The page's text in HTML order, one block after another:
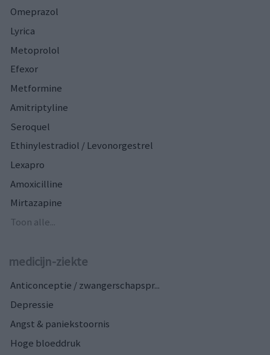
Omeprazol
Lyrica
Metoprolol
Efexor
Metformine
Amitriptyline
Seroquel
Ethinylestradiol / Levonorgestrel
Lexapro
Amoxicilline
Mirtazapine
Toon alle...
medicijn-ziekte
Anticonceptie / zwangerschapspr...
Depressie
Angst & paniekstoornis
Hoge bloeddruk